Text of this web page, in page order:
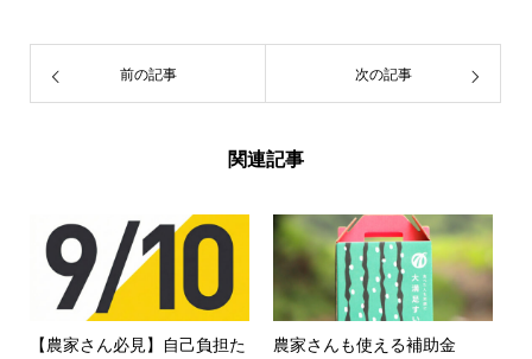
前の記事 次の記事
関連記事
【農家さん必見】自己負担た
農家さんも使える補助金